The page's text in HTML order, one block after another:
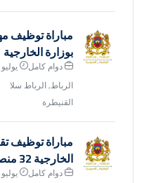
مباراة توظيف
بوزارة الخارجية
دوام كامل
يوليو 26, 2026
الرباط, الرباط سلا
القنيطرة
مباراة توظيف
الخارجية 32 منصبا
دوام كامل
يوليو 26, 2026